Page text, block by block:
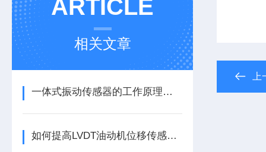
ARTICLE
相关文章
一体式振动传感器的工作原理是什么？
如何提高LVDT油动机位移传感器的精度？